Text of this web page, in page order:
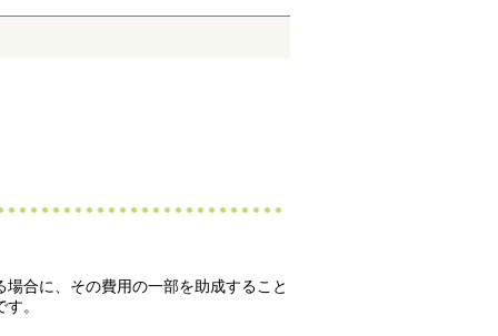
合に、その費用の一部を助成すること
。